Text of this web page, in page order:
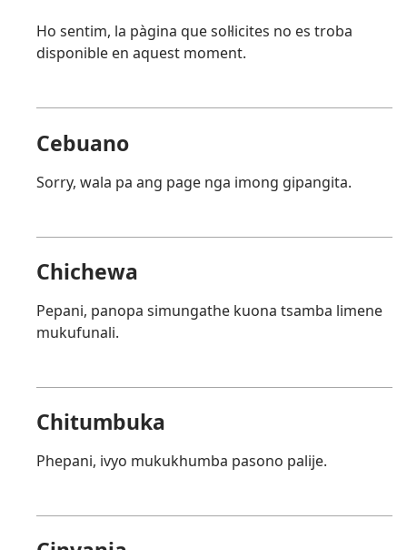
Ho sentim, la pàgina que sol·licites no es troba
disponible en aquest moment.
Cebuano
Sorry, wala pa ang page nga imong gipangita.
Chichewa
Pepani, panopa simungathe kuona tsamba limene
mukufunali.
Chitumbuka
Phepani, ivyo mukukhumba pasono palije.